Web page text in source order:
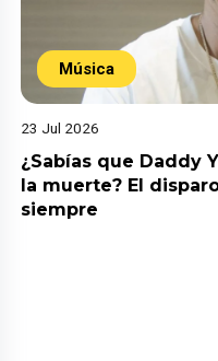
Música
23 Jul 2026
¿Sabías que Daddy
la muerte? El
siempre